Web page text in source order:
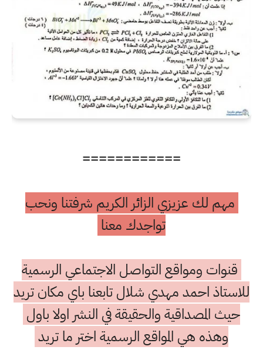
============
مهم لك عزيزي الزائر الكريم شرفتنا ونحب
تواجدك معنا
قنوات ومواقع التواصل الاجتماعي الرسمية
للاستاذ احمد مهدي شلال تابعنا باي مكان تريد
حيث المصداقية والحقيقة في النشر اولا باول
وهذه هي المواقع الرسمية اختر ما تريد